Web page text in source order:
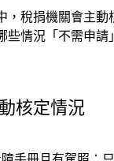
，稅捐機關會主動
些情況「不需申請
核定情況